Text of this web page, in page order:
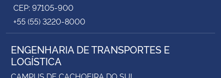
CEP: 97105-900
+55 (55) 3220-8000
ENGENHARIA DE TRANSPORTES E
LOGÍSTICA